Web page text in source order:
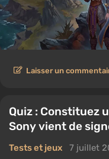
Laisser un
Quiz : Constituez
Sony vient de
Tests et jeux 7 juillet